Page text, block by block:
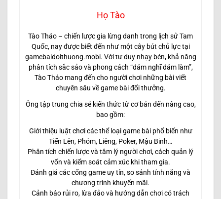
Họ Tào
Tào Tháo – chiến lược gia lừng danh trong lịch sử Tam
Quốc, nay được biết đến như một cây bút chủ lực tại
gamebaidoithuong.mobi. Với tư duy nhạy bén, khả năng
phân tích sắc sảo và phong cách “dám nghĩ dám làm”,
Tào Tháo mang đến cho người chơi những bài viết
chuyên sâu về game bài đổi thưởng.
Ông tập trung chia sẻ kiến thức từ cơ bản đến nâng cao,
bao gồm:
Giới thiệu luật chơi các thể loại game bài phổ biến như
Tiến Lên, Phỏm, Liêng, Poker, Mậu Binh…
Phân tích chiến lược và tâm lý người chơi, cách quản lý
vốn và kiểm soát cảm xúc khi tham gia.
Đánh giá các cổng game uy tín, so sánh tính năng và
chương trình khuyến mãi.
Cảnh báo rủi ro, lừa đảo và hướng dẫn chơi có trách